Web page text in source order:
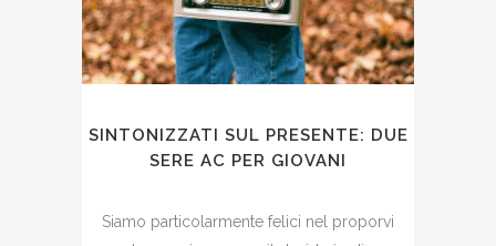
SINTONIZZATI SUL PRESENTE: DUE
SERE AC PER GIOVANI
Siamo particolarmente felici nel proporvi